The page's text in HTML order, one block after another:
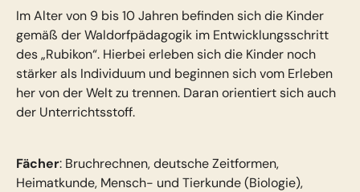
Im Alter von 9 bis 10 Jahren befinden sich die Kinder
gemäß der Waldorfpädagogik im Entwicklungsschritt
des „Rubikon“. Hierbei erleben sich die Kinder noch
stärker als Individuum und beginnen sich vom Erleben
her von der Welt zu trennen. Daran orientiert sich auch
der Unterrichtsstoff.
Fächer: Bruchrechnen, deutsche Zeitformen,
Heimatkunde, Mensch- und Tierkunde (Biologie),